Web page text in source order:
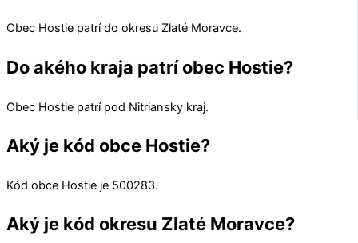
Obec Hostie patrí do okresu Zlaté Moravce.
Do akého kraja patrí obec Hostie?
Obec Hostie patrí pod Nitriansky kraj.
Aký je kód obce Hostie?
Kód obce Hostie je 500283.
Aký je kód okresu Zlaté Moravce?